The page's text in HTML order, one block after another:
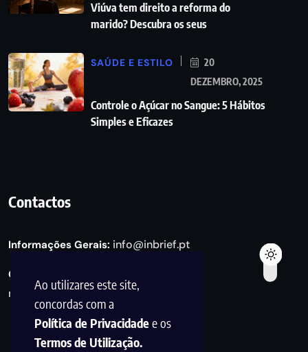
Ao utilizares este site,
concordas com a
Política de Privacidadee os
Termos de Utilização.
Viúva tem direito a reforma do
marido? Descubra os seus
SAÚDE E ESTILO
20
DEZEMBRO, 2025
Controle o Açúcar no Sangue: 5 Hábitos
Simples e Eficazes
Contactos
Informações Gerais: info@inbrief.pt
Consultas de Marketing e Parcerias:
marketing@inbrief.pt